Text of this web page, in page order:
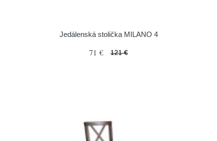
Jedálenská stolička MILANO 4
71 € 121 €